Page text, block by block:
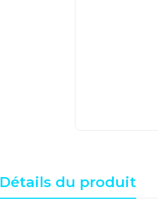
Détails du produit